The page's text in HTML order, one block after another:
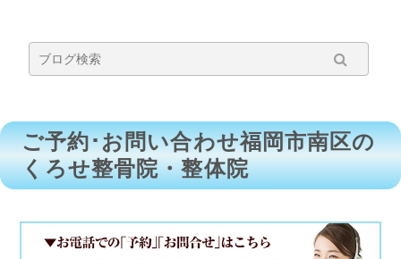
ご予約･お問い合わせ福岡市南区の
くろせ整骨院・整体院